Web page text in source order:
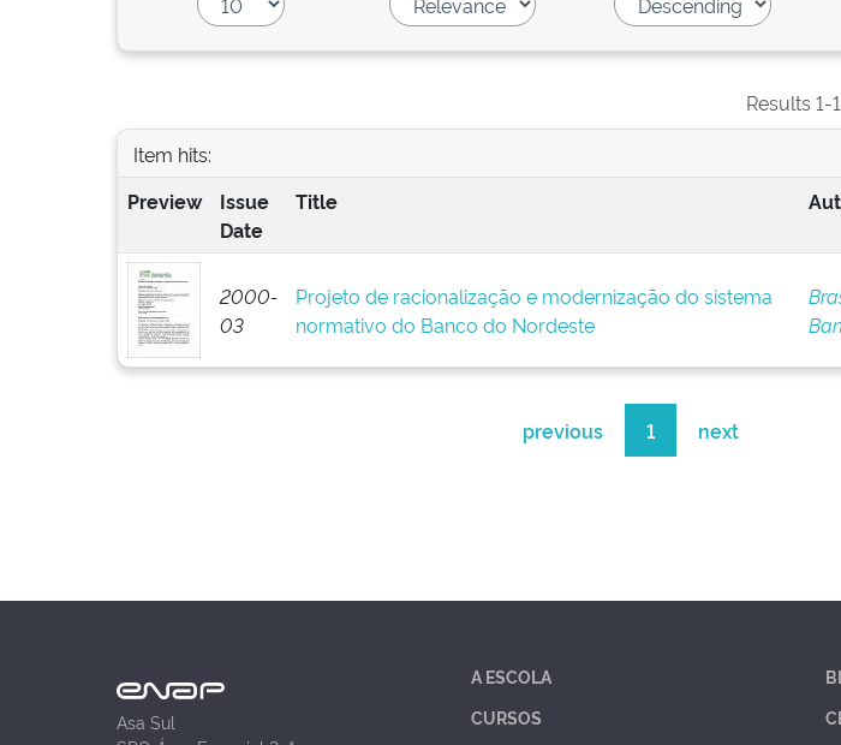
Results 1-
Item hits:
Preview
Issue
Date
Title
2000-
03
Projeto de racionalização e modernização do sistema
normativo do Banco do Nordeste
previous 1 next
Asa Sul
A ESCOLA
CURSOS